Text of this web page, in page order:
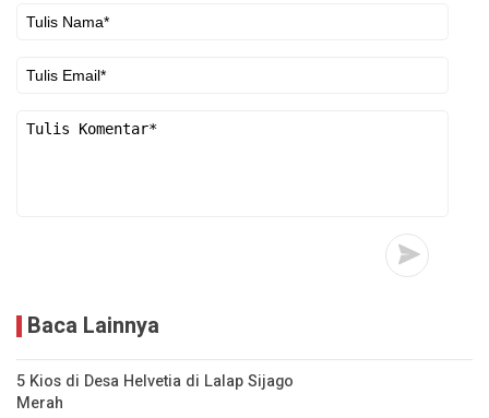
Baca Lainnya
5 Kios di Desa Helvetia di Lalap Sijago
Merah